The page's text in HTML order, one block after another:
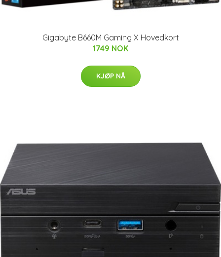
Gigabyte B660M Gaming X Hovedkort
1749 NOK
KJØP NÅ